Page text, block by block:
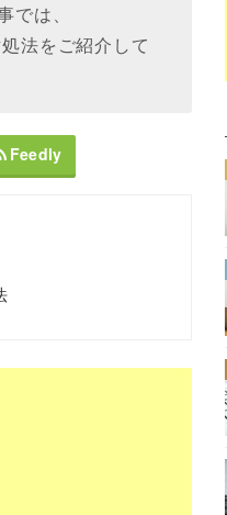
は、
法をご紹介して
Feedly